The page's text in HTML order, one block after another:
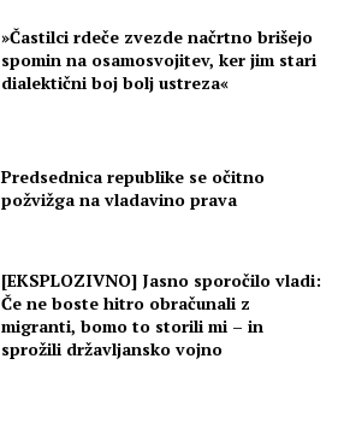
»Častilci rdeče zvezde načrtno brišejo
spomin na osamosvojitev, ker jim stari
dialektični boj bolj ustreza«
Predsednica republike se očitno
požvižga na vladavino prava
[EKSPLOZIVNO] Jasno sporočilo vladi:
Če ne boste hitro obračunali z
migranti, bomo to storili mi – in
sprožili državljansko vojno